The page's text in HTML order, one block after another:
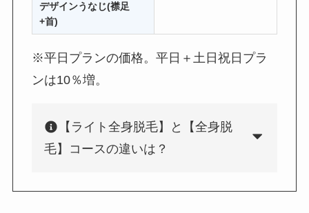
デザインうなじ(襟足
+首)
※平日プランの価格。平日＋土日祝日プラ
ンは10％増。
【ライト全身脱毛】と【全身脱
毛】コースの違いは？